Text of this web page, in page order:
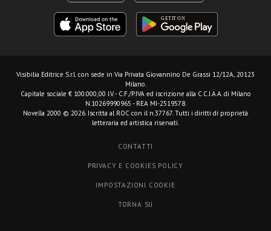
Visibilia Editrice S.r.l. con sede in Via Privata Giovannino De Grassi 12/12A, 20123
Milano.
Capitale sociale € 100.000,00 I.V. - C.F./P.IVA ed iscrizione alla C.C.I.A.A. di Milano
N.10269990965 - REA MI-2519578.
Novella 2000 © 2026. Iscritta al ROC con il n.37767. Tutti i diritti di proprietà
letteraria ed artistica riservati.
CONTATTI
PRIVACY E COOKIES POLICY
IMPOSTAZIONI COOKIE
TORNA SU